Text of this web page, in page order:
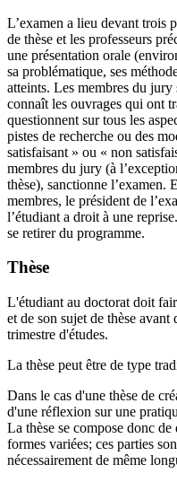
L’examen a lieu devant trois
de thèse et les professeurs
une présentation orale
sa problématique, ses
atteints. Les membres du jury
connaît les ouvrages qui ont
questionnent sur tous les
pistes de recherche ou des
satisfaisant » ou « non
membres du jury (à
thèse), sanctionne l’examen.
membres, le président de
l’étudiant a droit à une
se retirer du programme.
Thèse
L'étudiant au doctorat doit
et de son sujet de thèse
trimestre d'études.
La thèse peut être de type
Dans le cas d'une thèse de
d'une réflexion sur une
La thèse se compose donc
formes variées; ces parties
nécessairement de même